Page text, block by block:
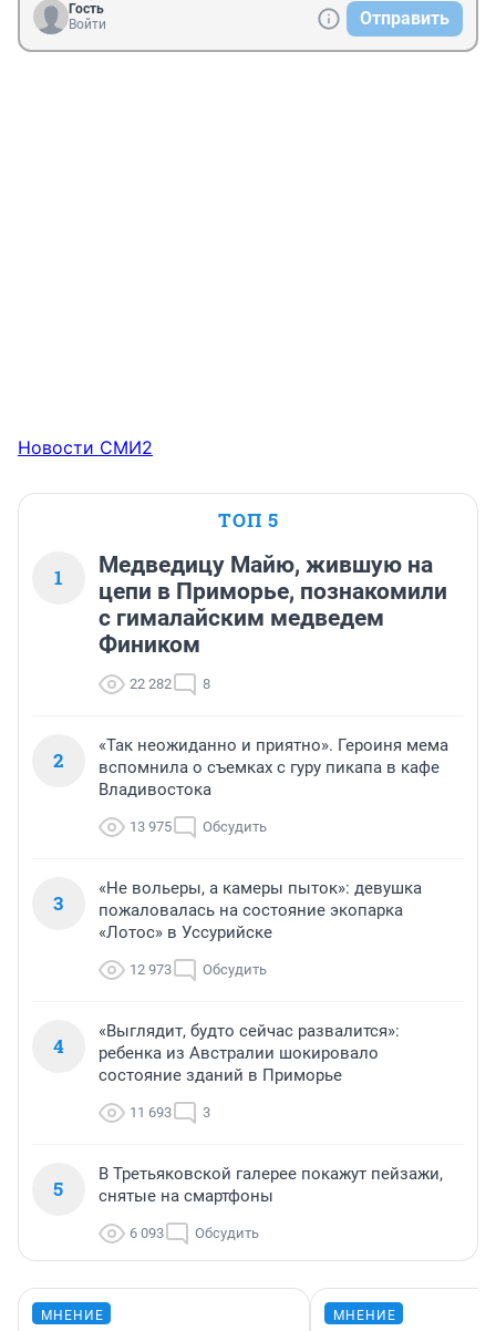
Гость
Войти
Отправить
Новости СМИ2
ТОП 5
1
Медведицу Майю, жившую на
цепи в Приморье, познакомили
с гималайским медведем
Фиником
22 282 8
2
«Так неожиданно и приятно». Героиня мема
вспомнила о съемках с гуру пикапа в кафе
Владивостока
13 975 Обсудить
3
«Не вольеры, а камеры пыток»: девушка
пожаловалась на состояние экопарка
«Лотос» в Уссурийске
12 973 Обсудить
4
«Выглядит, будто сейчас развалится»:
ребенка из Австралии шокировало
состояние зданий в Приморье
11 693 3
5
В Третьяковской галерее покажут пейзажи,
снятые на смартфоны
6 093 Обсудить
МНЕНИЕ МНЕНИЕ